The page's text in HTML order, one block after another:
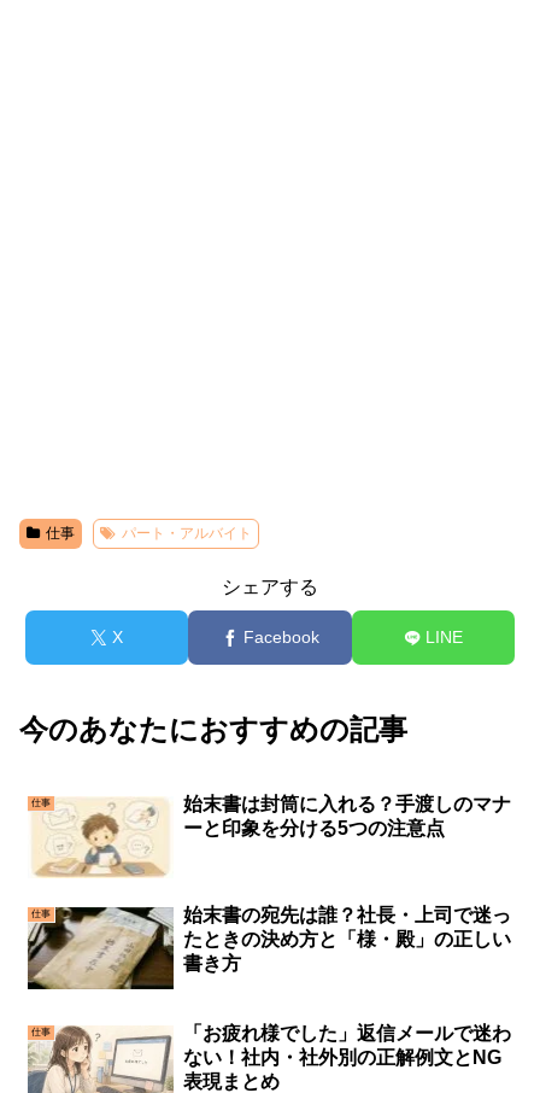
仕事 パート・アルバイト
シェアする
X Facebook LINE
今のあなたにおすすめの記事
仕事
始末書は封筒に入れる？手渡しのマナ
ーと印象を分ける5つの注意点
仕事
始末書の宛先は誰？社長・上司で迷っ
たときの決め方と「様・殿」の正しい
書き方
仕事
「お疲れ様でした」返信メールで迷わ
ない！社内・社外別の正解例文とNG
表現まとめ